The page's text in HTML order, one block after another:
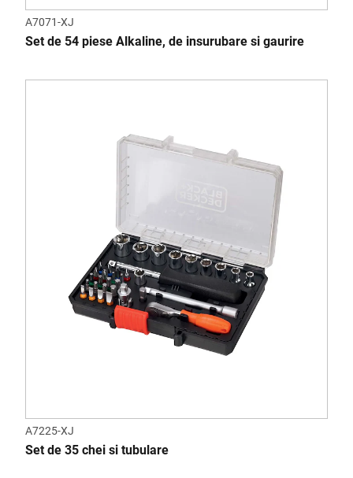
A7071-XJ
Set de 54 piese Alkaline, de insurubare si gaurire
A7225-XJ
Set de 35 chei si tubulare